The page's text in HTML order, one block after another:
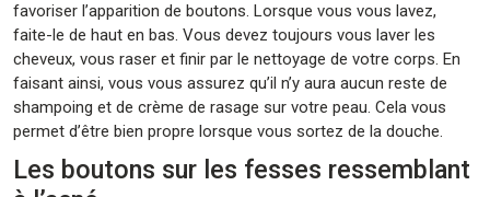
favoriser l’apparition de boutons. Lorsque vous vous lavez,
faite-le de haut en bas. Vous devez toujours vous laver les
cheveux, vous raser et finir par le nettoyage de votre corps. En
faisant ainsi, vous vous assurez qu’il n’y aura aucun reste de
shampoing et de crème de rasage sur votre peau. Cela vous
permet d’être bien propre lorsque vous sortez de la douche.
Les boutons sur les fesses ressemblant